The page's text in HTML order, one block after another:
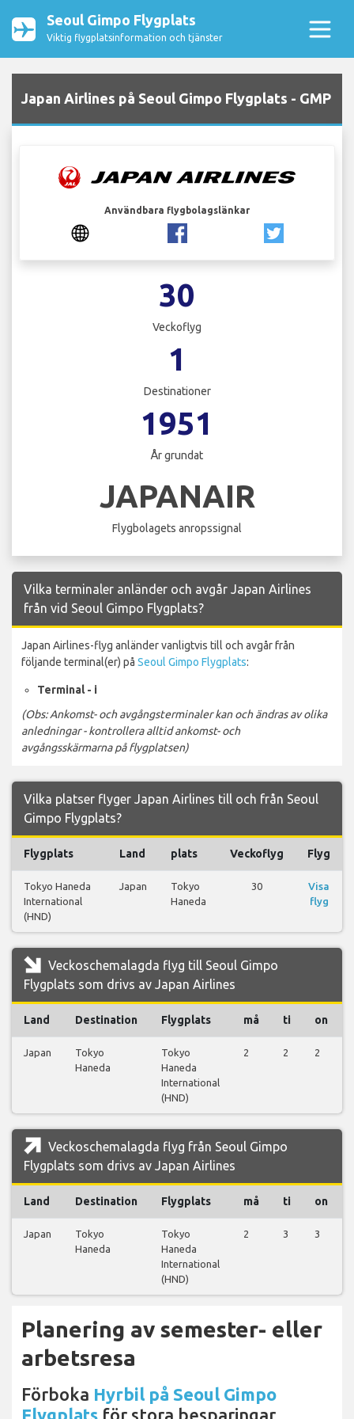
Seoul Gimpo Flygplats
Viktig flygplatsinformation och tjänster
Japan Airlines på Seoul Gimpo Flygplats - GMP
Användbara flygbolagslänkar
30
Veckoflyg
1
Destinationer
1951
År grundat
JAPANAIR
Flygbolagets anropssignal
Vilka terminaler anländer och avgår Japan Airlines
från vid Seoul Gimpo Flygplats?
Japan Airlines-flyg anländer vanligtvis till och avgår från
följande terminal(er) på Seoul Gimpo Flygplats:
Terminal - i
(Obs: Ankomst- och avgångsterminaler kan och ändras av olika
anledningar - kontrollera alltid ankomst- och
avgångsskärmarna på flygplatsen)
Vilka platser flyger Japan Airlines till och från Seoul
Gimpo Flygplats?
Flygplats Land plats Veckoflyg Flyg
Tokyo Haneda
International
(HND)
Japan
Tokyo
Haneda
30
Visa
flyg
Veckoschemalagda flyg till Seoul Gimpo
Flygplats som drivs av Japan Airlines
Land Destination Flygplats må ti on
Japan
Tokyo
Haneda
Tokyo
Haneda
International
(HND)
2 2 2
Veckoschemalagda flyg från Seoul Gimpo
Flygplats som drivs av Japan Airlines
Land Destination Flygplats må ti on
Japan
Tokyo
Haneda
Tokyo
Haneda
International
(HND)
2 3 3
Planering av semester- eller
arbetsresa
Förboka Hyrbil på Seoul Gimpo
Flygplats för stora besparingar.